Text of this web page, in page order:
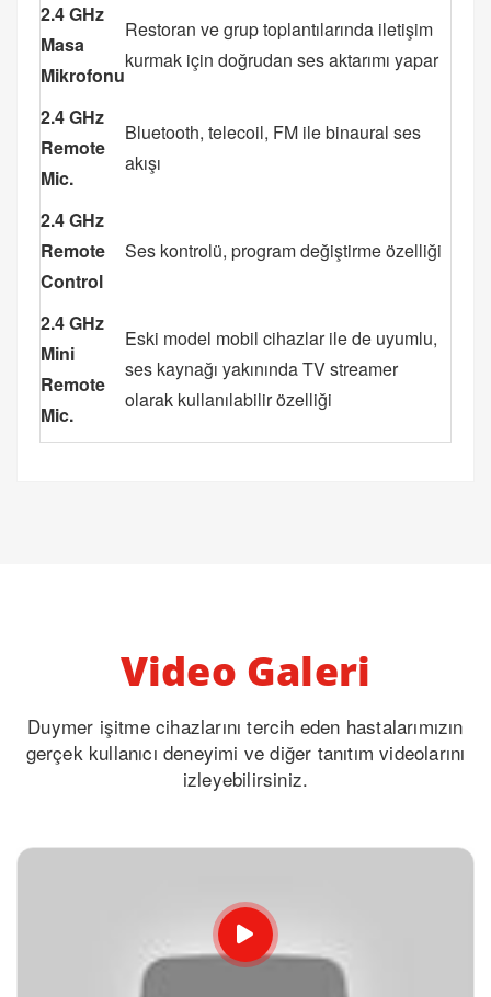
2.4 GHz
Masa
Mikrofonu
Restoran ve grup toplantılarında iletişim
kurmak için doğrudan ses aktarımı yapar
2.4 GHz
Remote
Mic.
Bluetooth, telecoil, FM ile binaural ses
akışı
2.4 GHz
Remote
Control
Ses kontrolü, program değiştirme özelliği
2.4 GHz
Mini
Remote
Mic.
Eski model mobil cihazlar ile de uyumlu,
ses kaynağı yakınında TV streamer
olarak kullanılabilir özelliği
Video Galeri
Duymer işitme cihazlarını tercih eden hastalarımızın
gerçek kullanıcı deneyimi ve diğer tanıtım videolarını
izleyebilirsiniz.